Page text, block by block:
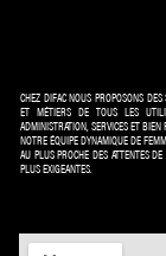
CHEZ DIFAC NOUS PROPOSONS
ET MÉTIERS DE TOUS LES
ADMINISTRATION, SERVICES ET BIEN
NOTRE ÉQUIPE DYNAMIQUE DE
AU PLUS PROCHE DES ATTENTES
PLUS EXIGEANTES.